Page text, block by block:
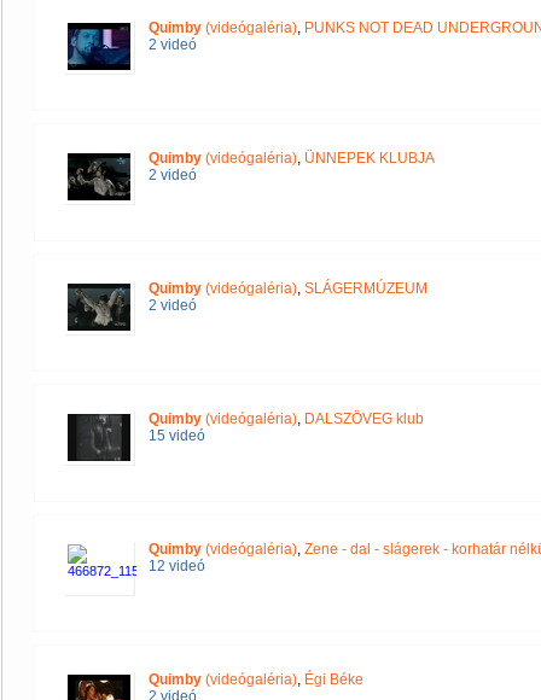
Quimby (videógaléria), PUNKS NOT DEAD
2 videó
Quimby (videógaléria), ÜNNEPEK KLUBJA
2 videó
Quimby (videógaléria), SLÁGERMÚZEUM
2 videó
Quimby (videógaléria), DALSZÖVEG klub
15 videó
Quimby (videógaléria), Zene - dal - slágerek - korhatár
12 videó
Quimby (videógaléria), Égi Béke
2 videó